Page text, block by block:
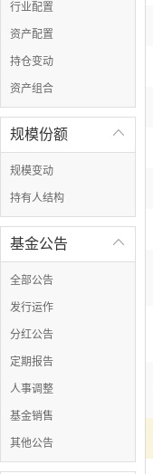
行业配置
资产配置
持仓变动
资产组合

规模份额
规模变动
持有人结构

基金公告
全部公告
发行运作
分红公告
定期报告
人事调整
基金销售
其他公告